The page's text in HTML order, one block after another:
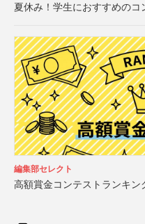
夏休み！学生におすすめのコ
編集部セレクト
高額賞金コンテストランキン